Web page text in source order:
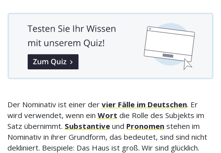
Der Nominativ ist einer der vier Fälle im Deutschen. Er
wird verwendet, wenn ein Wort die Rolle des Subjekts im
Satz übernimmt. Substantive und Pronomen stehen im
Nominativ in ihrer Grundform, das bedeutet, sind sind nicht
dekliniert. Beispiele: Das Haus ist groß. Wir sind glücklich.